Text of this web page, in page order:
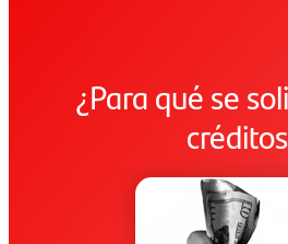
¿Para qué se